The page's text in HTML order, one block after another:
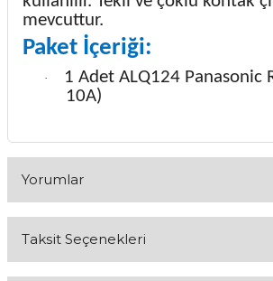
mevcuttur.
Paket İçeriği:
·
1 Adet ALQ124 Panasonic
10A)
Yorumlar
Taksit Seçenekleri